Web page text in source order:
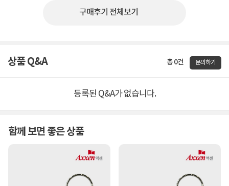
구매후기 전체보기
상품 Q&A 총 0건 문의하기
등록된 Q&A가 없습니다.
함께 보면 좋은 상품